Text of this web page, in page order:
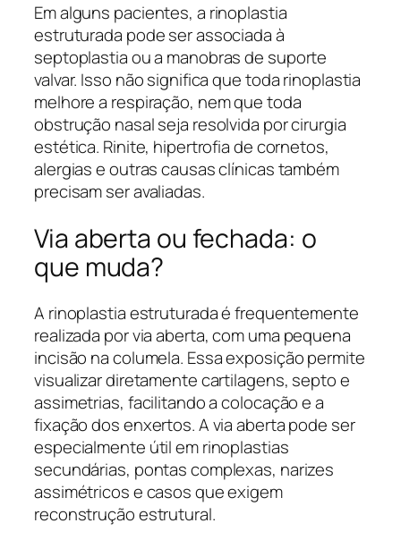
Em alguns pacientes, a rinoplastia
estruturada pode ser associada à
septoplastia ou a manobras de suporte
valvar. Isso não significa que toda rinoplastia
melhore a respiração, nem que toda
obstrução nasal seja resolvida por cirurgia
estética. Rinite, hipertrofia de cornetos,
alergias e outras causas clínicas também
precisam ser avaliadas.
Via aberta ou fechada: o
que muda?
A rinoplastia estruturada é frequentemente
realizada por via aberta, com uma pequena
incisão na columela. Essa exposição permite
visualizar diretamente cartilagens, septo e
assimetrias, facilitando a colocação e a
fixação dos enxertos. A via aberta pode ser
especialmente útil em rinoplastias
secundárias, pontas complexas, narizes
assimétricos e casos que exigem
reconstrução estrutural.